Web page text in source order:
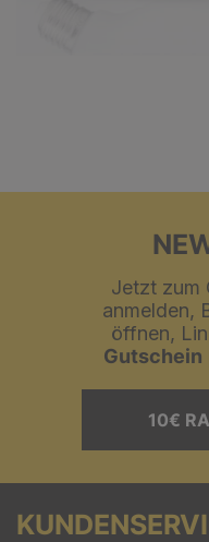
Jetzt zum
anmelden,
öffnen,
Gutschein
10€